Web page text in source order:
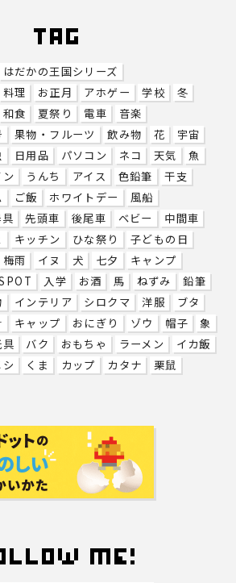
はだかの王国シリーズ
料理 お正月 アホゲー 学校
冬
和食 夏祭り 電車
音楽
果物・フルーツ 飲み物 花
宇宙
日用品 パソコン ネコ 天気
魚
うんち アイス 色鉛筆
干支
ご飯 ホワイトデー
風船
先頭車 後尾車 ベビー
中間車
キッチン ひな祭り
子どもの日
梅雨 イヌ 犬 七夕
キャンプ
入学 お酒 馬 ねずみ
鉛筆
インテリア シロクマ 洋服
ブタ
キャップ おにぎり ゾウ 帽子
象
バク おもちゃ ラーメン
イカ飯
くま カップ カタナ 栗鼠